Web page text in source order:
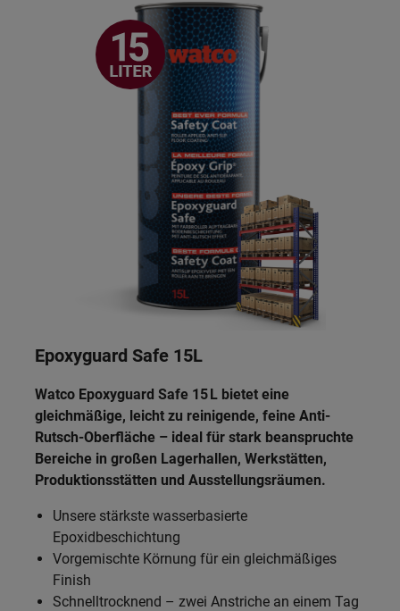
Epoxyguard Safe 15L
Watco Epoxyguard Safe 15 L bietet eine
gleichmäßige, leicht zu reinigende, feine Anti-
Rutsch-Oberfläche – ideal für stark beanspruchte
Bereiche in großen Lagerhallen, Werkstätten,
Produktionsstätten und Ausstellungsräumen.
Unsere stärkste wasserbasierte
Epoxidbeschichtung
Vorgemischte Körnung für ein gleichmäßiges
Finish
Schnelltrocknend – zwei Anstriche an einem Tag